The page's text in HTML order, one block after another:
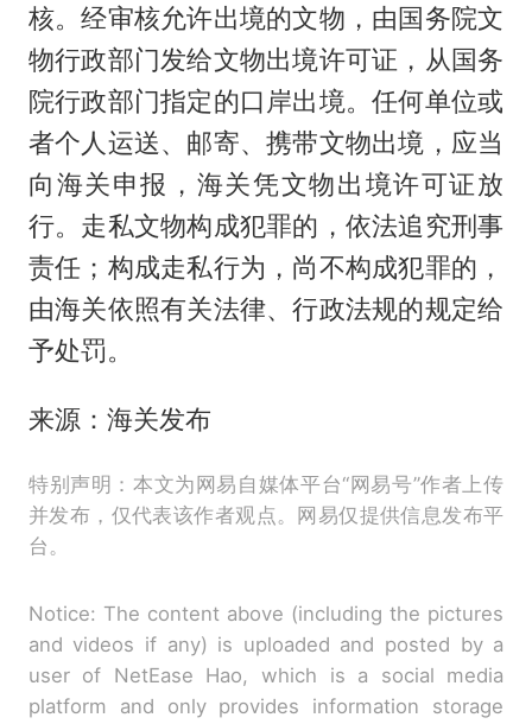
核。经审核允许出境的文物，由国务院文
物行政部门发给文物出境许可证，从国务
院行政部门指定的口岸出境。任何单位或
者个人运送、邮寄、携带文物出境，应当
向海关申报，海关凭文物出境许可证放
行。走私文物构成犯罪的，依法追究刑事
责任；构成走私行为，尚不构成犯罪的，
由海关依照有关法律、行政法规的规定给
予处罚。
来源：海关发布
特别声明：本文为网易自媒体平台“网易号”作者上传
并发布，仅代表该作者观点。网易仅提供信息发布平
台。
Notice: The content above (including the pictures
and videos if any) is uploaded and posted by a
user of NetEase Hao, which is a social media
platform and only provides information storage